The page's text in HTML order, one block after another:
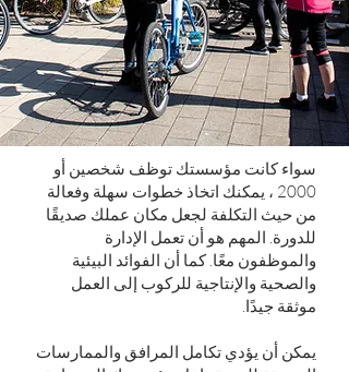
سواء كانت مؤسستك توظف شخصين أو
2000 ، يمكنك اتخاذ خطوات سهلة وفعالة
من حيث التكلفة لجعل مكان عملك صديقًا
للدورة. المهم هو أن تعمل الإدارة
والموظفون معًا. كما أن الفوائد البيئية
والصحية والإنتاجية للركوب إلى العمل
موثقة جيدًا.
يمكن أن يؤدي تكامل المرافق والممارسات